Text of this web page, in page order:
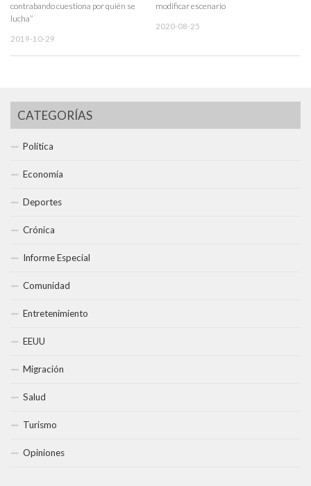
contrabando cuestiona por quién se
lucha”
2019-10-29
modificar escenario
2020-08-25
CATEGORÍAS
Política
Economía
Deportes
Crónica
Informe Especial
Comunidad
Entretenimiento
EEUU
Migración
Salud
Turismo
Opiniones